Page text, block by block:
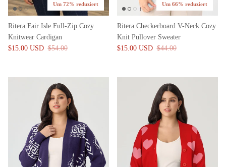
Um 72% reduziert
Ritera Fair Isle Full-Zip Cozy
Knitwear Cardigan
$15.00 USD $54.00
Um 66% reduziert
Ritera Checkerboard V-Neck Cozy
Knit Pullover Sweater
$15.00 USD $44.00